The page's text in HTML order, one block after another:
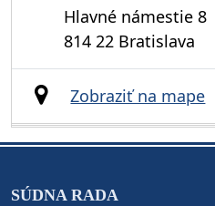
Hlavné námestie 8
814 22 Bratislava
Zobraziť na mape
SÚDNA RADA